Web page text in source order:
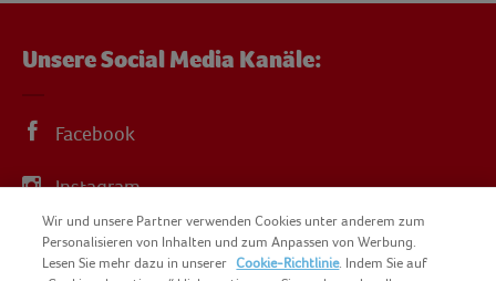
Unsere Social Media Kanäle:
Facebook
Instagram
YouTube
Wir und unsere Partner verwenden Cookies unter anderem zum
Personalisieren von Inhalten und zum Anpassen von Werbung.
Lesen Sie mehr dazu in unserer Cookie-Richtlinie. Indem Sie auf